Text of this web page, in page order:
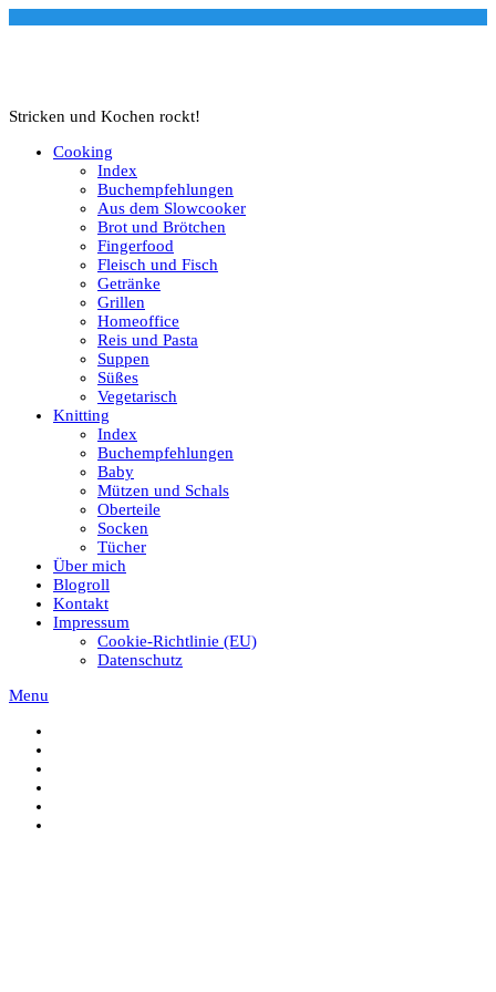
Stricken und Kochen rockt!
Cooking
Index
Buchempfehlungen
Aus dem Slowcooker
Brot und Brötchen
Fingerfood
Fleisch und Fisch
Getränke
Grillen
Homeoffice
Reis und Pasta
Suppen
Süßes
Vegetarisch
Knitting
Index
Buchempfehlungen
Baby
Mützen und Schals
Oberteile
Socken
Tücher
Über mich
Blogroll
Kontakt
Impressum
Cookie-Richtlinie (EU)
Datenschutz
Menu